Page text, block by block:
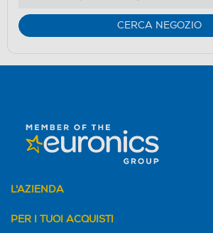
CERCA NEGOZIO
L'AZIENDA
PER I TUOI ACQUISTI